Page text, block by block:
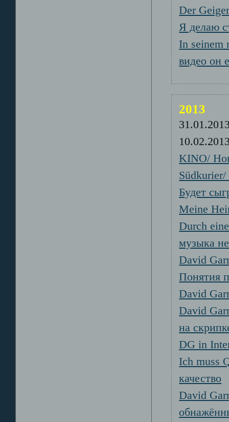
Der
Я делаю
In seinem
видео он
2013
KINO/
Будет
Meine
Durch
музыка
David
Понятия
David
David
на
DG in
Ich muss
качество
David